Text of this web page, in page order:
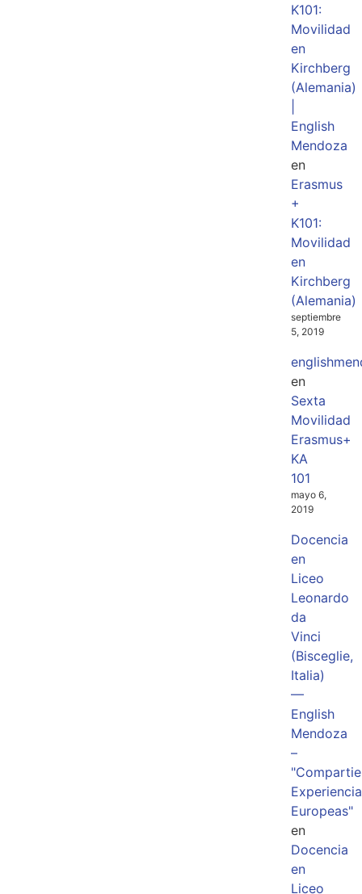
K101:
Movilidad
en
Kirchberg
(Alemania)
English
Mendoza
en
Erasmus
+
K101:
Movilidad
en
Kirchberg
(Alemania)
septiembre
5, 2019
en
Sexta
Movilidad
Erasmus+
KA
101
mayo 6,
2019
Docencia
en
Liceo
Leonardo
da
Vinci
(Bisceglie,
Italia)
—
English
Mendoza
–
Europeas"
en
Docencia
en
Liceo